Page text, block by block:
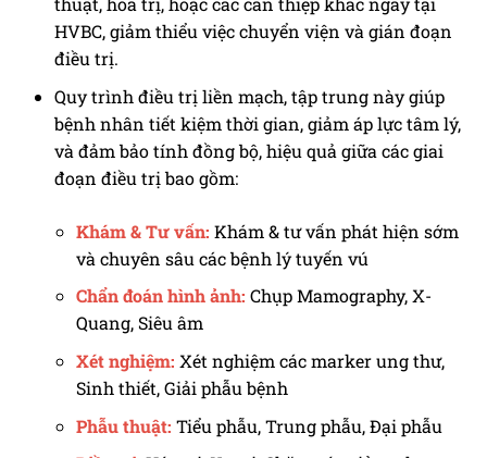
HVBC, giảm thiểu việc chuyển viện và gián đoạn
điều trị.
Quy trình điều trị liền mạch, tập trung này giúp
bệnh nhân tiết kiệm thời gian, giảm áp lực tâm lý,
và đảm bảo tính đồng bộ, hiệu quả giữa các giai
đoạn điều trị bao gồm:
Khám & Tư vấn: Khám & tư vấn phát hiện sớm
và chuyên sâu các bệnh lý tuyến vú
Chẩn đoán hình ảnh: Chụp Mamography, X-
Quang, Siêu âm
Xét nghiệm: Xét nghiệm các marker ung thư,
Sinh thiết, Giải phẫu bệnh
Phẫu thuật: Tiểu phẫu, Trung phẫu, Đại phẫu